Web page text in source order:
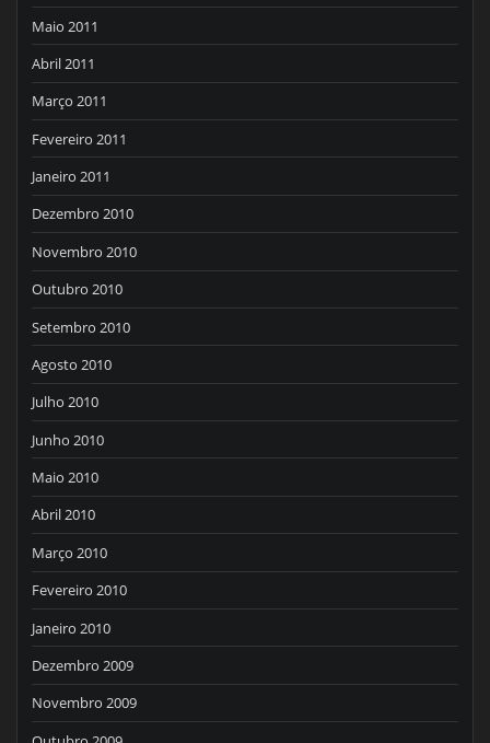
Maio 2011
Abril 2011
Março 2011
Fevereiro 2011
Janeiro 2011
Dezembro 2010
Novembro 2010
Outubro 2010
Setembro 2010
Agosto 2010
Julho 2010
Junho 2010
Maio 2010
Abril 2010
Março 2010
Fevereiro 2010
Janeiro 2010
Dezembro 2009
Novembro 2009